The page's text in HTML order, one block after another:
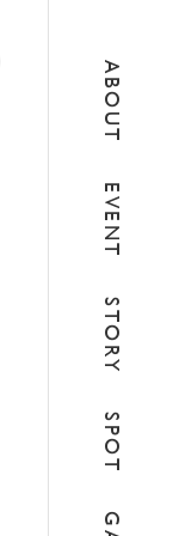
ABOUT
EVENT
STORY
SPOT